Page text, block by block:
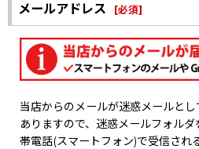
メールアドレス [必須]
当店からのメールが迷惑メールと
ありますので、迷惑メールフォル
帯電話(スマートフォン)で受信さ